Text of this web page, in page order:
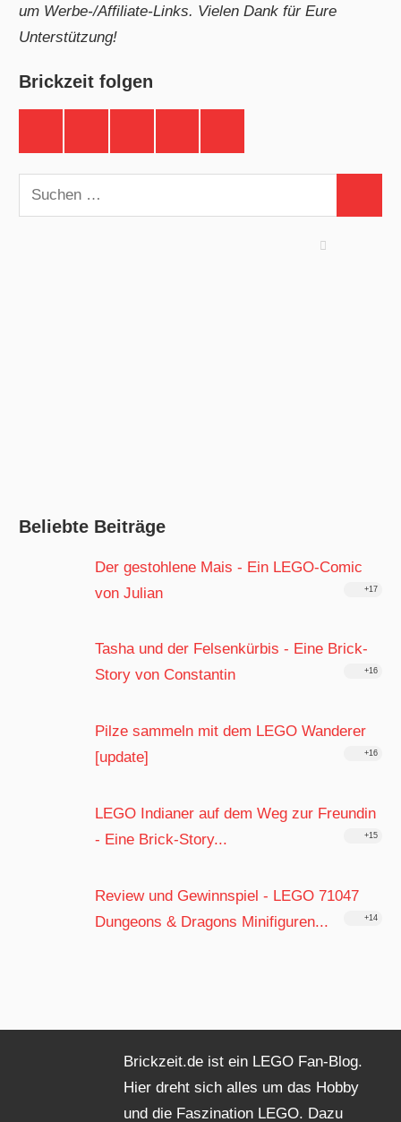
um Werbe-/Affiliate-Links. Vielen Dank für Eure
Unterstützung!
Brickzeit folgen
Suchen
nach:
Beliebte Beiträge
Der gestohlene Mais - Ein LEGO-Comic
von Julian
+17
Tasha und der Felsenkürbis - Eine Brick-
Story von Constantin
+16
Pilze sammeln mit dem LEGO Wanderer
[update]
+16
LEGO Indianer auf dem Weg zur Freundin
- Eine Brick-Story...
+15
Review und Gewinnspiel - LEGO 71047
Dungeons & Dragons Minifiguren...
+14
Brickzeit.de ist ein LEGO Fan-Blog.
Hier dreht sich alles um das Hobby
und die Faszination LEGO. Dazu